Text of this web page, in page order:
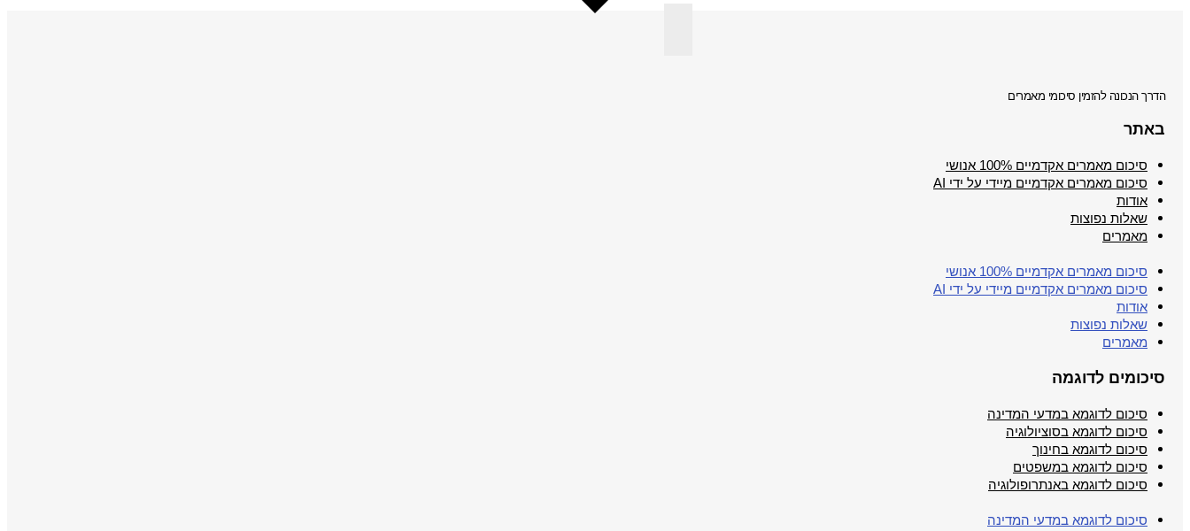
הדרך הנכונה להזמין סיכומי מאמרים
באתר
סיכום מאמרים אקדמיים 100% אנושי
סיכום מאמרים אקדמיים מיידי על ידי AI
אודות
שאלות נפוצות
מאמרים
סיכום מאמרים אקדמיים 100% אנושי
סיכום מאמרים אקדמיים מיידי על ידי AI
אודות
שאלות נפוצות
מאמרים
סיכומים לדוגמה
סיכום לדוגמא במדעי המדינה
סיכום לדוגמא בסוציולוגיה
סיכום לדוגמא בחינוך
סיכום לדוגמא במשפטים
סיכום לדוגמא באנתרופולוגיה
סיכום לדוגמא במדעי המדינה